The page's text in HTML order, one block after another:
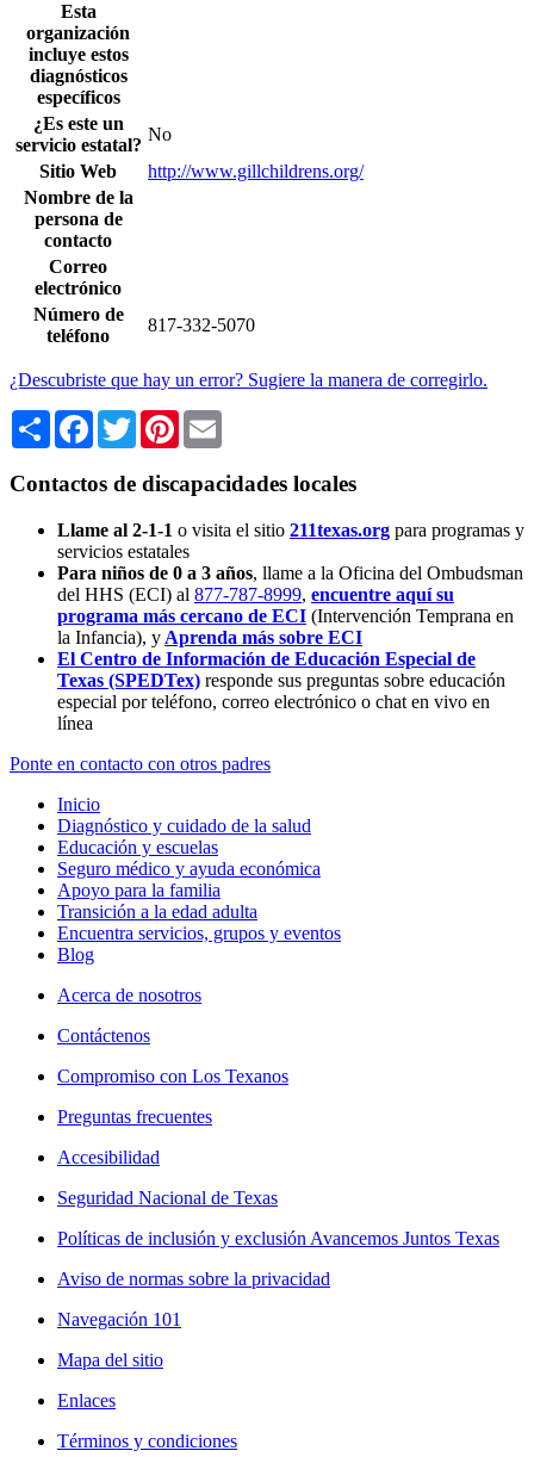
Esta
organización
incluye estos
diagnósticos
específicos
¿Es este un
servicio estatal?
No
Sitio Web
http://www.gillchildrens.org/
Nombre de la
persona de
contacto
Correo
electrónico
Número de
teléfono
817-332-5070
¿Descubriste que hay un error? Sugiere la manera de corregirlo.
Share Facebook
TwitterPinterest
Contactos de discapacidades locales
Llame al 2-1-1 o visita el sitio 211texas.org para programas y
servicios estatales
Para niños de 0 a 3 años, llame a la Oficina del Ombudsman
del HHS (ECI) al 877-787-8999, encuentre aquí su
programa más cercano de ECI (Intervención Temprana en
la Infancia), y Aprenda más sobre ECI
El Centro de Información de Educación Especial de
Texas (SPEDTex) responde sus preguntas sobre educación
especial por teléfono, correo electrónico o chat en vivo en
línea
Ponte en contacto con otros padres
Inicio
Diagnóstico y cuidado de la salud
Educación y escuelas
Seguro médico y ayuda económica
Apoyo para la familia
Transición a la edad adulta
Encuentra servicios, grupos y eventos
Blog
Acerca de nosotros
Contáctenos
Compromiso con Los Texanos
Preguntas frecuentes
Accesibilidad
Seguridad Nacional de Texas
Políticas de inclusión y exclusión Avancemos Juntos Texas
Aviso de normas sobre la privacidad
Navegación 101
Mapa del sitio
Enlaces
Términos y condiciones